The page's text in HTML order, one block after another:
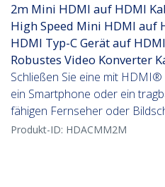
2m Mini HDMI auf HDMI
High Speed Mini HDMI auf
HDMI Typ-C Gerät auf
Robustes Video Konverter
Schließen Sie eine mit
ein Smartphone oder ein
fähigen Fernseher oder
Produkt-ID: HDACMM2M